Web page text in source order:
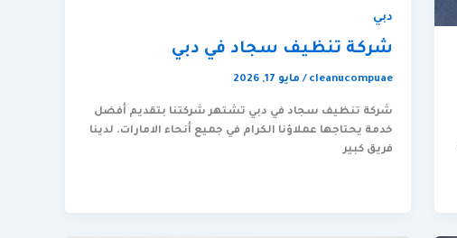
دبي
شركة تنظيف سجاد في دبي
cleanucompuae
/ مايو 17, 2026
شركة تنظيف سجاد في دبي تشتهر شركتنا بتقديم أفضل
خدمة يحتاجها عملاؤنا الكرام في جميع أنحاء الامارات. لدينا
فريق كبير